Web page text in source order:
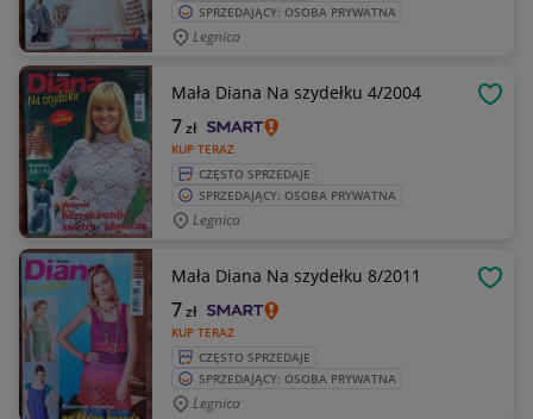
SPRZEDAJĄCY: OSOBA PRYWATNA
Legnica
Mała Diana Na szydełku 4/2004
KUP TERAZ
7zł
CZĘSTO SPRZEDAJE
SPRZEDAJĄCY: OSOBA PRYWATNA
Legnica
Mała Diana Na szydełku 8/2011
KUP TERAZ
7zł
CZĘSTO SPRZEDAJE
SPRZEDAJĄCY: OSOBA PRYWATNA
Legnica